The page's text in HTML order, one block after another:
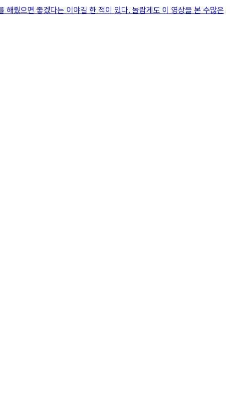
줬으면 좋겠다는 이야길 한 적이 있다. 놀랍게도 이 영상을 본 수많은